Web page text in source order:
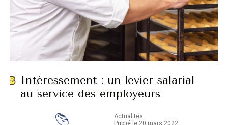
Intéressement : un levier salarial
au service des employeurs
Actualités
Publié le 20 mars 2022